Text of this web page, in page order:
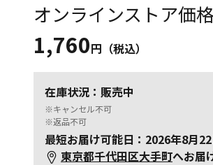
オンラインストア価格
1,760円（税込）
在庫状況：販売中
※キャンセル不可
※返品不可
最短お届け可能日：2026年8月
東京都千代田区大手町へお届